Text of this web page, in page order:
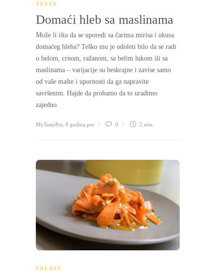
TESTA
Domaći hleb sa maslinama
Može li išta da se uporedi sa čarima mirisa i ukusa
domaćeg hleba? Teško mu je odoleti bilo da se radi
o belom, crnom, ražanom, sa belim lukom ili sa
maslinama – varijacije su beskrajne i zavise samo
od vaše mašte i upornosti da ga napravite
savršenim. Hajde da probamo da to uradimo
zajedno.
MyTastyPot 9 godina pre 0 2 min
SALATE